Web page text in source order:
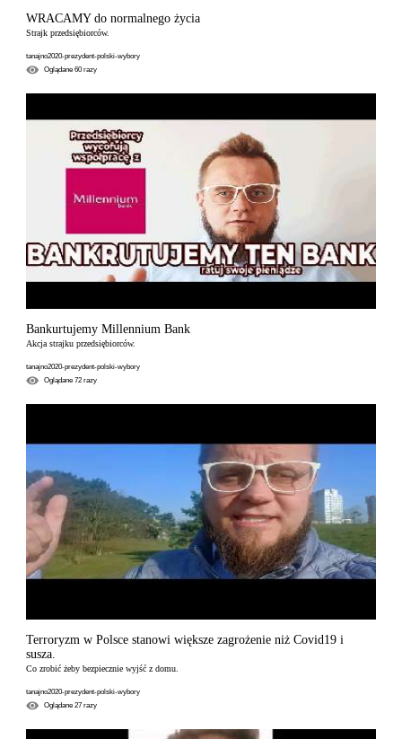
WRACAMY do normalnego życia
Strajk przedsiębiorców.
tanajno2020-prezydent-polski-wybory
Oglądane60razy
Bankurtujemy Millennium Bank
Akcja strajku przedsiębiorców.
tanajno2020-prezydent-polski-wybory
Oglądane72 razy
Terroryzm w Polsce stanowi większe zagrożenie niż Covid19 i
susza.
Co zrobić żeby bezpiecznie wyjść z domu.
tanajno2020-prezydent-polski-wybory
Oglądane27 razy